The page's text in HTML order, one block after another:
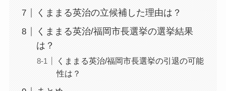
くままる英治の立候補した理由は？
くままる英治/福岡市長選挙の選挙結果
は？
くままる英治/福岡市長選挙の引退の可能
性は？